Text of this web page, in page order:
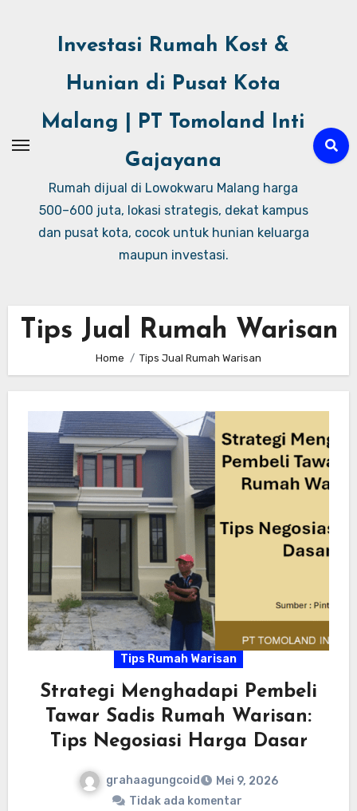
Investasi Rumah Kost &
Hunian di Pusat Kota
Malang | PT Tomoland Inti
Gajayana
Rumah dijual di Lowokwaru Malang harga
500–600 juta, lokasi strategis, dekat kampus
dan pusat kota, cocok untuk hunian keluarga
maupun investasi.
Tips Jual Rumah Warisan
Home Tips Jual Rumah Warisan
Tips Rumah Warisan
Strategi Menghadapi Pembeli
Tawar Sadis Rumah Warisan:
Tips Negosiasi Harga Dasar
grahaagungcoid
Mei 9, 2026
Tidak ada komentar